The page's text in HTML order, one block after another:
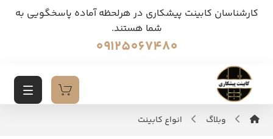
کارشناسان کابینت پیشکاری در هرلحظه آماده پاسخگویی به
شما هستند.
09125067480
وبلاگ انواع کابینت